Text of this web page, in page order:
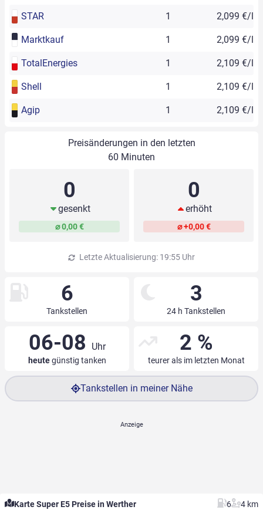
STAR 1 2,099 €/l
Marktkauf 1 2,099 €/l
TotalEnergies 1 2,109 €/l
Shell 1 2,109 €/l
Agip 1 2,109 €/l
Preisänderungen in den letzten
60 Minuten
0
gesenkt
⌀ 0,00 €
0
erhöht
⌀ +0,00 €
Letzte Aktualisierung: 19:55 Uhr
6
Tankstellen
3
24 h Tankstellen
06-08 Uhr
heutegünstig tanken
2 %
teurer als im letzten Monat
Tankstellen in meiner Nähe
Karte Super E5 Preise in Werther 6 4 km